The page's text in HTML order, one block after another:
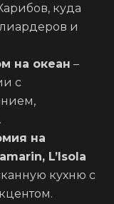
куда
и
на океан –
с
на
L’Isola
кухню с